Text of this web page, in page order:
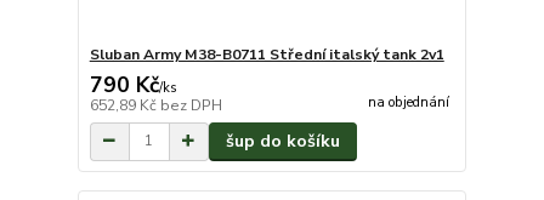
Sluban Army M38-B0711 Střední italský tank 2v1
790 Kč/ks
652,89 Kč bez DPH na objednání
šup do košíku